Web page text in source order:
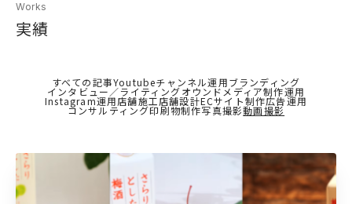
Works
実績
すべての記事Youtubeチャンネル運用ブランディング
インタビュー／ライティングオウンドメディア制作運用
Instagram運用店舗施工店舗設計ECサイト制作広告運用
コンサルティング印刷物制作写真撮影動画撮影